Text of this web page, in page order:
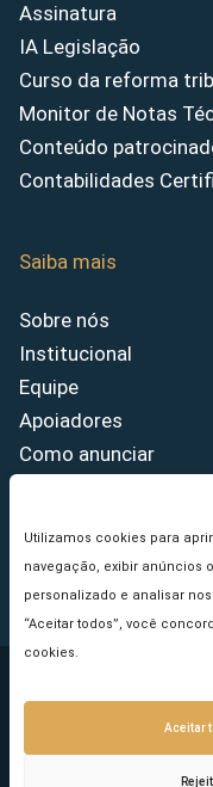
Utilizamos cookies para
navegação, exibir anúncios
personalizado e analisar
“Aceitar todos”, você
cookies.
Aceitar
Assinatura
IA Legislação
Curso da reforma
Monitor de Notas
Conteúdo
Contabilidades
Saiba mais
Sobre nós
Institucional
Equipe
Apoiadores
Como anunciar
Princípios Editoriais
Copyright ©